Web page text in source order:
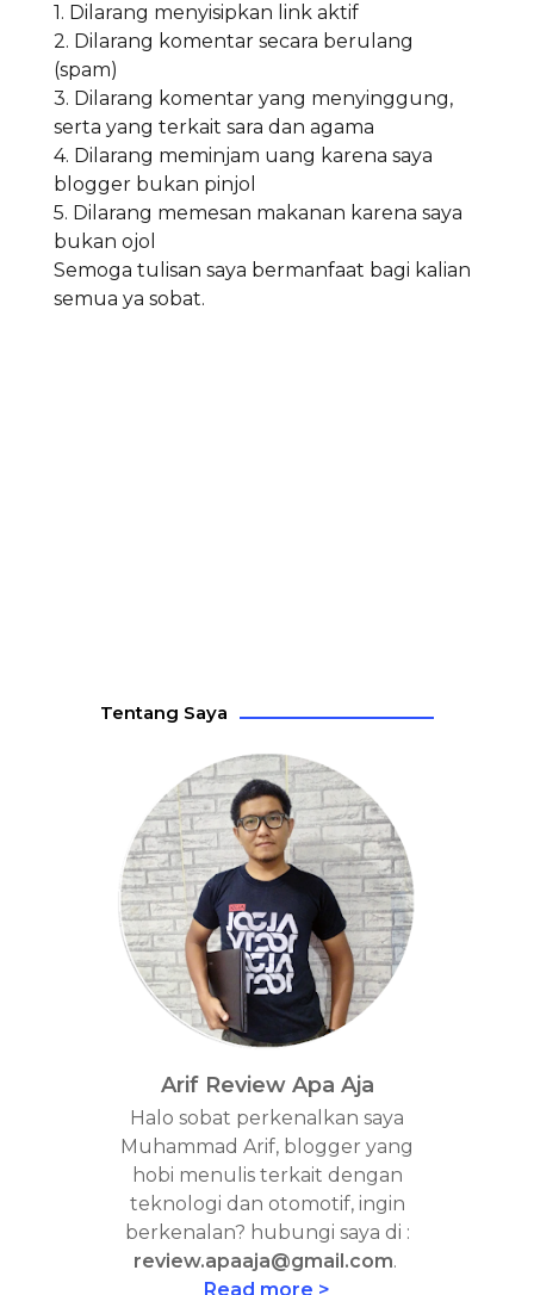
1. Dilarang menyisipkan link aktif
2. Dilarang komentar secara berulang
(spam)
3. Dilarang komentar yang menyinggung,
serta yang terkait sara dan agama
4. Dilarang meminjam uang karena saya
blogger bukan pinjol
5. Dilarang memesan makanan karena saya
bukan ojol
Semoga tulisan saya bermanfaat bagi kalian
semua ya sobat.
Tentang Saya
Arif Review Apa Aja
Halo sobat perkenalkan saya
Muhammad Arif, blogger yang
hobi menulis terkait dengan
teknologi dan otomotif, ingin
berkenalan? hubungi saya di :
review.apaaja@gmail.com.
Read more >